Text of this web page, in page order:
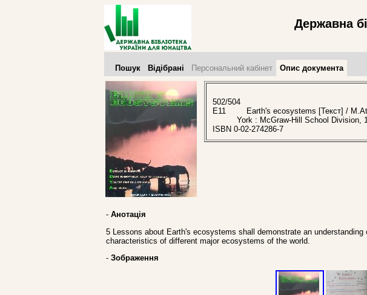
Державна
Пошук Відібрані Персональний кабінет Опис документа
502/504
E11
Earth's ecosystems [Текст] /
York : McGraw-Hill School
ISBN 0-02-274286-7
- Анотація
5 Lessons about Earth's ecosystems shall demonstrate an
characteristics of different major ecosystems of the world.
- Зображення